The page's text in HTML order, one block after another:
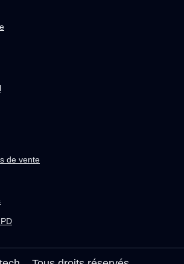
de vente